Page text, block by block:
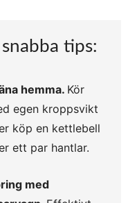
tips:
hemma. Kör
egen kroppsvikt
köp en kettlebell
ett par hantlar.
med